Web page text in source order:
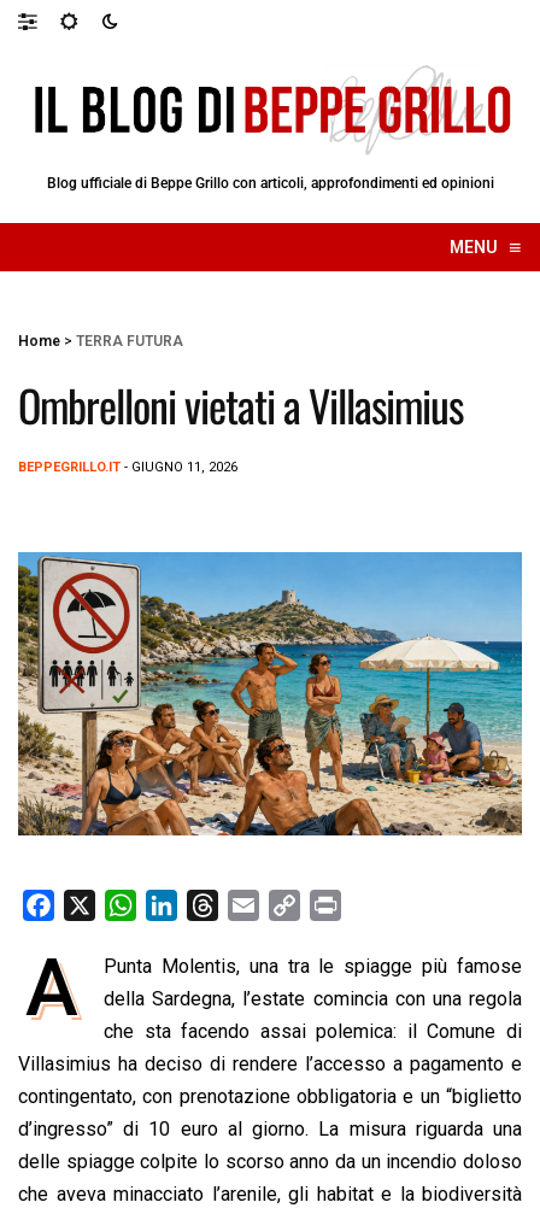
Blog ufficiale di Beppe Grillo con articoli, approfondimenti ed opinioni
MENU ≡
☰
Home > TERRA FUTURA
Ombrelloni vietati a Villasimius
BEPPEGRILLO.IT - GIUGNO 11, 2026
c
e
o
o
k
W
a
t
s
A
p
p
n
k
e
d
I
n
r
e
a
d
s
a
i
l
p
y
L
n
k
i
n
t
A
Punta Molentis, una tra le spiagge più famose
della Sardegna, l’estate comincia con una regola
che sta facendo assai polemica: il Comune di
Villasimius ha deciso di rendere l’accesso a pagamento e
contingentato, con prenotazione obbligatoria e un “biglietto
d’ingresso” di 10 euro al giorno. La misura riguarda una
delle spiagge colpite lo scorso anno da un incendio doloso
che aveva minacciato l’arenile, gli habitat e la biodiversità